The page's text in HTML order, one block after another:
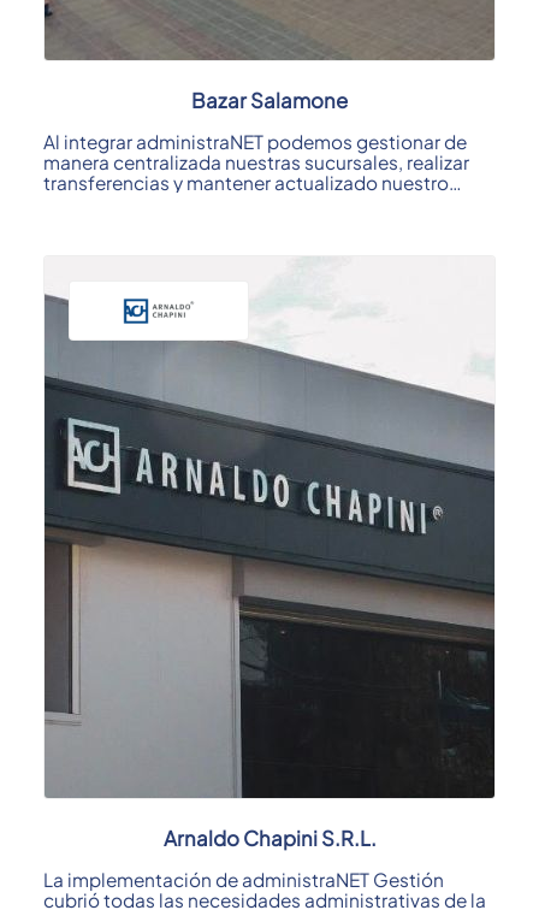
Bazar Salamone
Al integrar administraNET podemos gestionar de
manera centralizada nuestras sucursales, realizar
transferencias y mantener actualizado nuestro
Arnaldo Chapini S.R.L.
La implementación de administraNET Gestión
cubrió todas las necesidades administrativas de la